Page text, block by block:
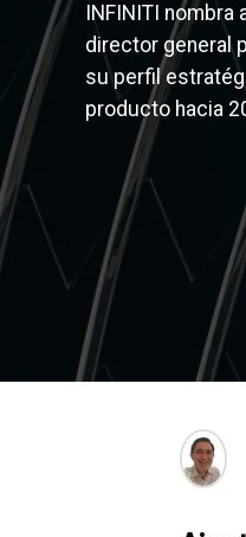
INFINITI
director general
su perfil
producto hacia